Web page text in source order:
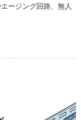
ージング回路、無人